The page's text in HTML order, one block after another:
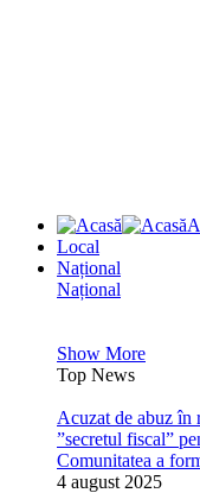
Local
Național
Național
Show More
Top News
Acuzat de abuz în
”secretul fiscal”
Comunitatea a
4 august 2025